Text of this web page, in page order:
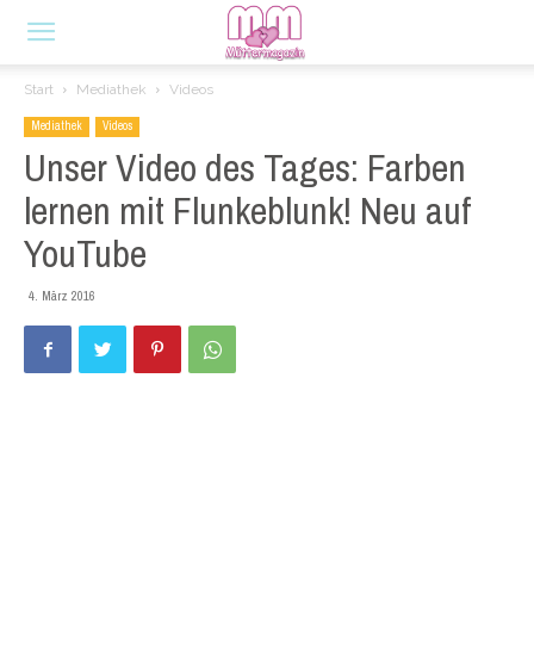
Start Mediathek Videos
Mediathek Videos
Unser Video des Tages: Farben
lernen mit Flunkeblunk! Neu auf
YouTube
4. März 2016